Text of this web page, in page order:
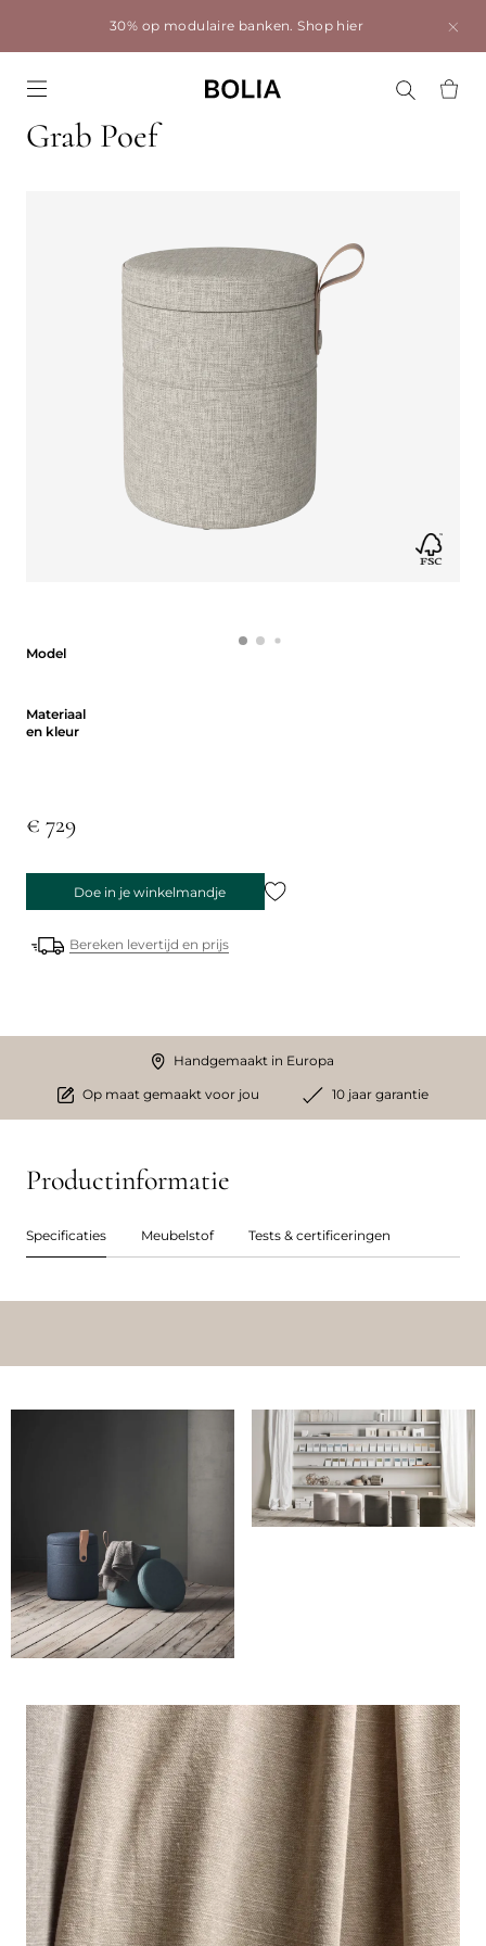
30% op modulaire banken.Shop hier
Grab Poef
Model
Materiaal
en kleur
€ 729
Doe in je winkelmandje
Bereken levertijd en prijs
Handgemaakt in Europa
Op maat gemaakt voor jou 10 jaar garantie
Productinformatie
Specificaties Meubelstof Tests & certificeringen